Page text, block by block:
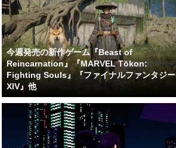
今週発売の新作ゲーム『Beast of
Reincarnation』『MARVEL Tōkon:
Fighting Souls』『ファイナルファンタジー
XIV』他